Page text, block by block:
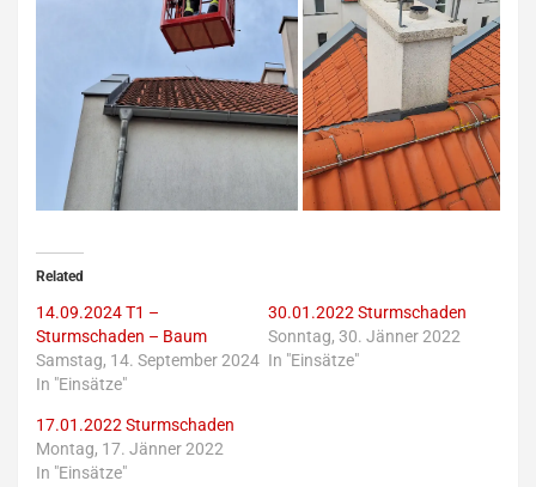
Related
14.09.2024 T1 –
Sturmschaden – Baum
Samstag, 14. September 2024
In "Einsätze"
30.01.2022 Sturmschaden
Sonntag, 30. Jänner 2022
In "Einsätze"
17.01.2022 Sturmschaden
Montag, 17. Jänner 2022
In "Einsätze"